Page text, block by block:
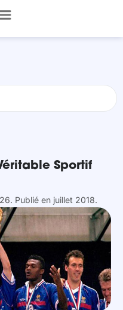
Sportif
. Publié en juillet 2018.